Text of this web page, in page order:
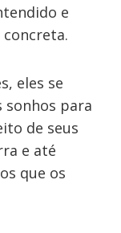
e
eles se
para
de seus
e até
que os